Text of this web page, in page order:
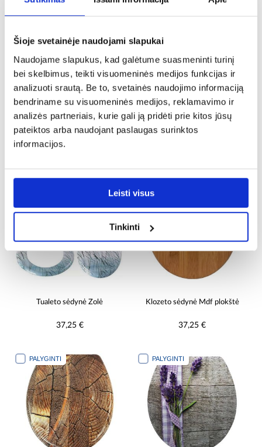
Šioje svetainėje naudojami slapukai
Naudojame slapukus, kad galėtume suasmeninti turinį
bei skelbimus, teikti visuomeninės medijos funkcijas ir
analizuoti srautą. Be to, svetainės naudojimo informaciją
bendriname su visuomeninės medijos, reklamavimo ir
analizės partneriais, kurie gali ją pridėti prie kitos jūsų
pateiktos arba naudojant paslaugas surinktos
informacijos.
Leisti visus
Tinkinti
Merida klozeto sėdynė 020/AM
32,25 €
PALYGINTI
Klozeto sėdynės lašai
Tualeto sėdynė Žolė
37,25 €
Klozeto sėdynė Mdf plokštė
37,25 €
PALYGINTI PALYGINTI